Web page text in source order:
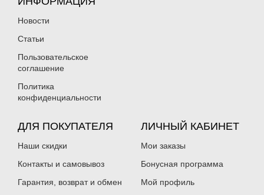
Новости
Статьи
Пользовательское
соглашение
Политика
конфиденциальности
ДЛЯ ПОКУПАТЕЛЯ
Наши скидки
Контакты и самовывоз
Гарантия, возврат и обмен
ЛИЧНЫЙ КАБИНЕТ
Мои заказы
Бонусная программа
Мой профиль